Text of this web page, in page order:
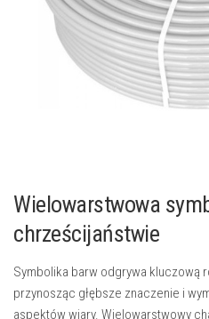
Wielowarstwowa
chrześcijaństwie
Symbolika⁤ barw odgrywa kluczową
przynosząc głębsze ⁣znaczenie i
aspektów wiary. Wielowarstwowy